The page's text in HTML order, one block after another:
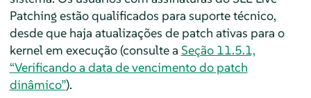
Patching estão qualificados para suporte técnico,
desde que haja atualizações de patch ativas para o
kernel em execução (consulte a Seção 11.5.1,
“Verificando a data de vencimento do patch
dinâmico”).